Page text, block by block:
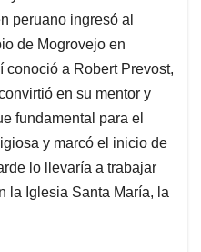
peruano ingresó al
de Mogrovejo en
a Robert Prevost,
en su mentor y
fundamental para el
y marcó el inicio de
lo llevaría a trabajar
la Iglesia Santa María, la